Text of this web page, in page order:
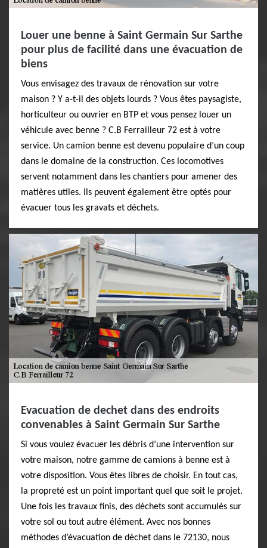
Louer une benne à Saint Germain Sur Sarthe
pour plus de facilité dans une évacuation de
biens
Vous envisagez des travaux de rénovation sur votre
maison ? Y a-t-il des objets lourds ? Vous êtes paysagiste,
horticulteur ou ouvrier en BTP et vous pensez louer un
véhicule avec benne ? C.B Ferrailleur 72 est à votre
service. Un camion benne est devenu populaire d’un coup
dans le domaine de la construction. Ces locomotives
servent notamment dans les chantiers pour amener des
matières utiles. Ils peuvent également être optés pour
évacuer tous les gravats et déchets.
Evacuation de dechet dans des endroits
convenables à Saint Germain Sur Sarthe
Si vous voulez évacuer les débris d’une intervention sur
votre maison, notre gamme de camions à benne est à
votre disposition. Vous êtes libres de choisir. En tout cas,
la propreté est un point important quel que soit le projet.
Une fois les travaux finis, des déchets sont accumulés sur
votre sol ou tout autre élément. Avec nos bonnes
méthodes d’évacuation de déchet dans le 72130, nous